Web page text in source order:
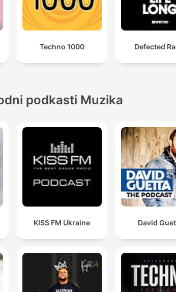
Techno 1000 Defected
podkasti Muzika
KISS FM Ukraine David